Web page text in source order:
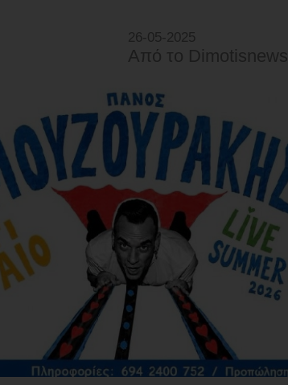
26-05-2025
Από τo Dimotisnews